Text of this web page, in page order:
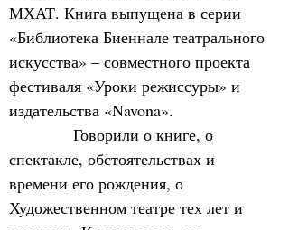
МХАТ. Книга выпущена в серии
«Библиотека Биеннале театрального
искусства» – совместного проекта
фестиваля «Уроки режиссуры» и
издательства «Navona».
Говорили о книге, о
спектакле, обстоятельствах и
времени его рождения, о
Художественном театре тех лет и